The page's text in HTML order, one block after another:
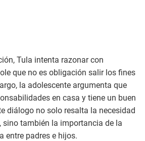
Tula intenta razonar con
que no es obligación salir los fines
la adolescente argumenta que
en casa y tiene un buen
diálogo no solo resalta la necesidad
sino también la importancia de la
entre padres e hijos.